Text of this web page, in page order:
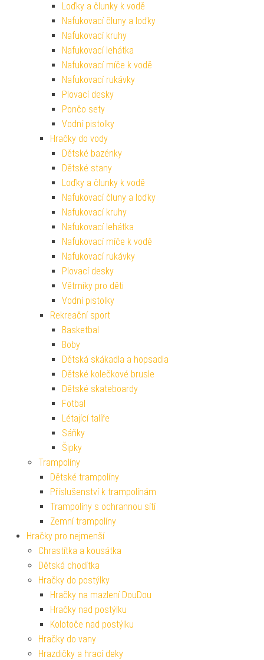
Loďky a člunky k vodě
Nafukovací čluny a loďky
Nafukovací kruhy
Nafukovací lehátka
Nafukovací míče k vodě
Nafukovací rukávky
Plovací desky
Pončo sety
Vodní pistolky
Hračky do vody
Dětské bazénky
Dětské stany
Loďky a člunky k vodě
Nafukovací čluny a loďky
Nafukovací kruhy
Nafukovací lehátka
Nafukovací míče k vodě
Nafukovací rukávky
Plovací desky
Větrníky pro děti
Vodní pistolky
Rekreační sport
Basketbal
Boby
Dětská skákadla a hopsadla
Dětské kolečkové brusle
Dětské skateboardy
Fotbal
Létající talíře
Sáňky
Šipky
Trampolíny
Dětské trampolíny
Příslušenství k trampolínám
Trampolíny s ochrannou sítí
Zemní trampolíny
Hračky pro nejmenší
Chrastítka a kousátka
Dětská chodítka
Hračky do postýlky
Hračky na mazlení DouDou
Hračky nad postýlku
Kolotoče nad postýlku
Hračky do vany
Hrazdičky a hrací deky